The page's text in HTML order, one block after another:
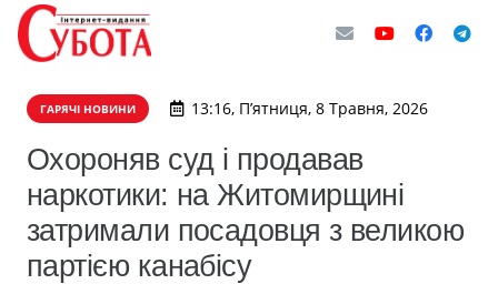
ГАРЯЧІ НОВИНИ 13:16, П’ятниця, 8 Травня, 2026
Охороняв суд і продавав
наркотики: на Житомирщині
затримали посадовця з великою
партією канабісу